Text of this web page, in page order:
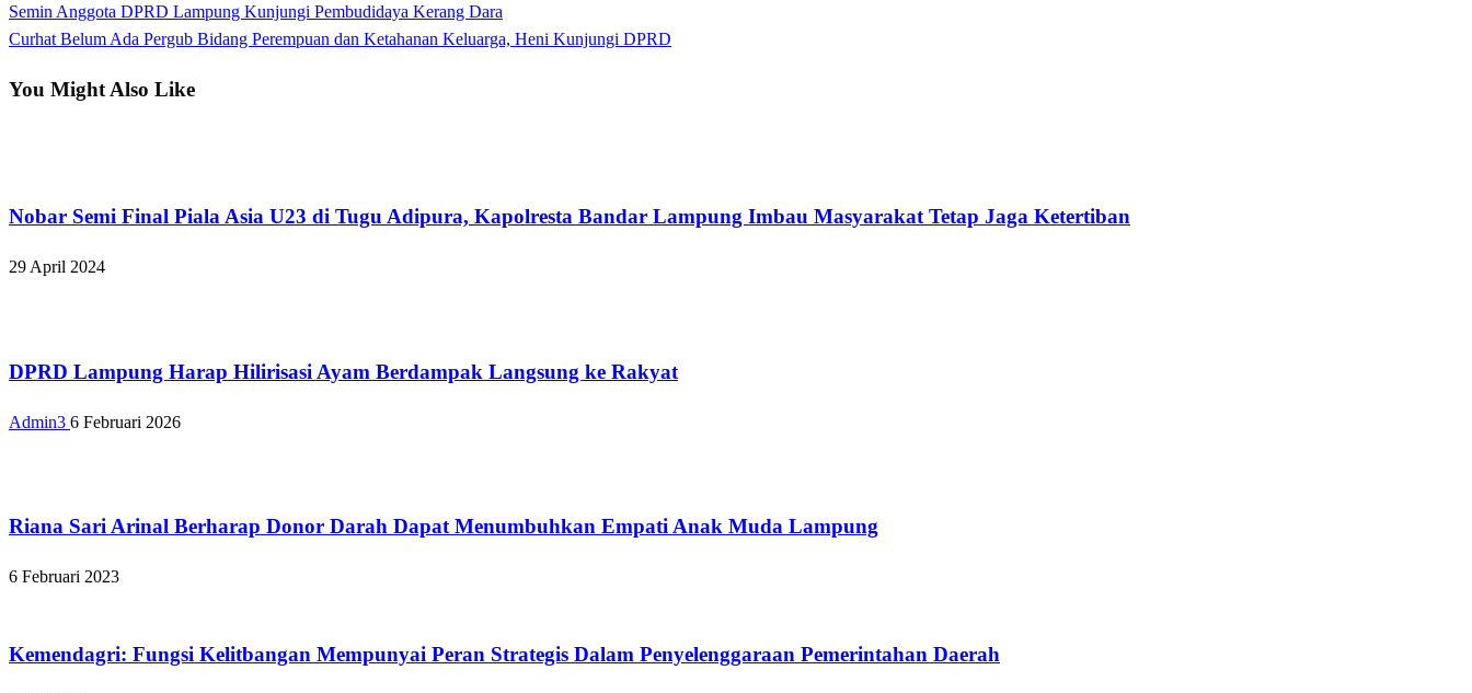
Navigasi
Previous
Post
Semin Anggota DPRD Lampung Kunjungi Pembudidaya Kerang Dara
Next
Curhat Belum Ada Pergub Bidang Perempuan dan Ketahanan Keluarga, Heni Kunjungi DPRD
You Might Also Like
Nobar Semi Final Piala Asia U23 di Tugu Adipura, Kapolresta Bandar Lampung Imbau Masyarakat Tetap Jaga Ketertiban
29 April 2024
DPRD Lampung Harap Hilirisasi Ayam Berdampak Langsung ke Rakyat
Admin3 6 Februari 2026
Riana Sari Arinal Berharap Donor Darah Dapat Menumbuhkan Empati Anak Muda Lampung
6 Februari 2023
Kemendagri: Fungsi Kelitbangan Mempunyai Peran Strategis Dalam Penyelenggaraan Pemerintahan Daerah